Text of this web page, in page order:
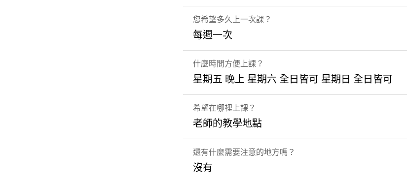
您希望多久上一次課？
每週一次
什麼時間方便上課？
星期五 晚上 星期六 全日皆可 星期日 全日皆可
希望在哪裡上課？
老師的教學地點
還有什麼需要注意的地方嗎？
沒有